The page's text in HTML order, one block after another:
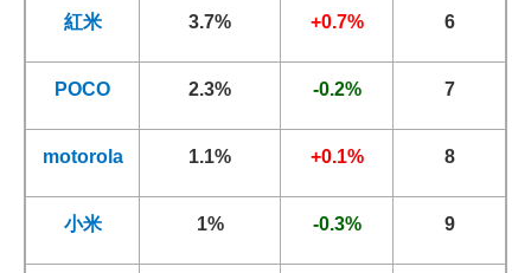
紅米 3.7% +0.7% 6
POCO 2.3% -0.2% 7
motorola 1.1% +0.1% 8
小米 1% -0.3% 9